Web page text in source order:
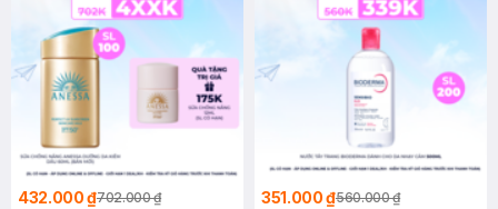
432.000 ₫702.000 ₫ 351.000 ₫560.000 ₫